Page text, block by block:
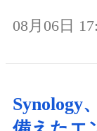
08月06日
Synology